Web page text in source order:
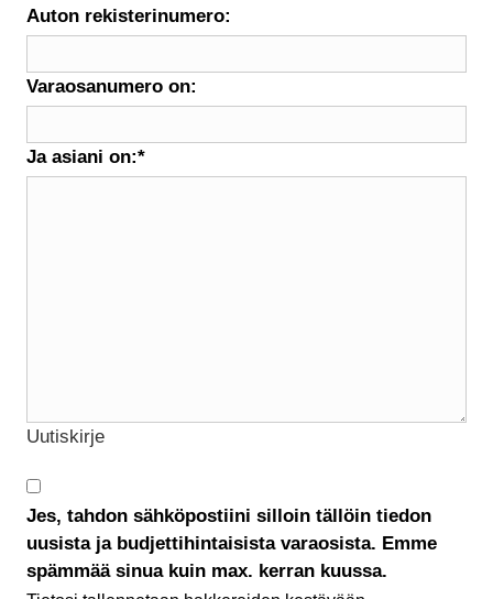
Auton rekisterinumero:
Varaosanumero on:
Ja asiani on:*
Uutiskirje
Jes, tahdon sähköpostiini silloin tällöin tiedon
uusista ja budjettihintaisista varaosista. Emme
spämmää sinua kuin max. kerran kuussa.